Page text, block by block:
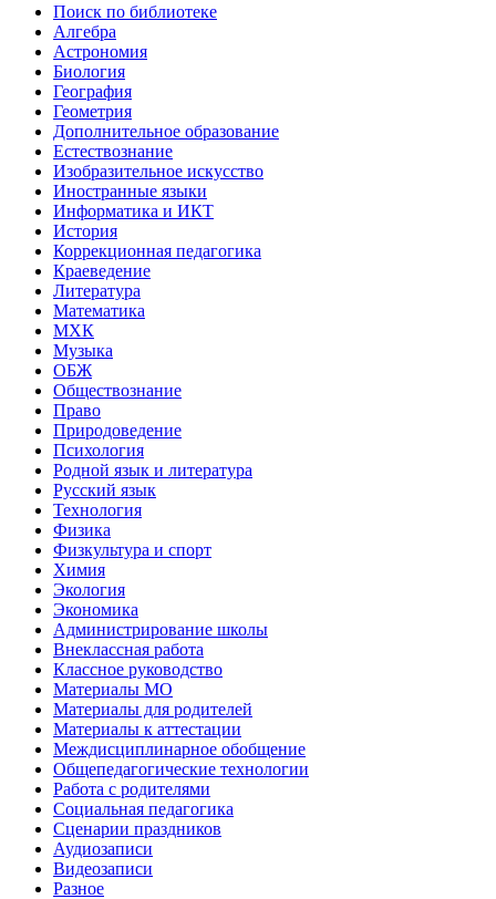
Поиск по библиотеке
Алгебра
Астрономия
Биология
География
Геометрия
Дополнительное образование
Естествознание
Изобразительное искусство
Иностранные языки
Информатика и ИКТ
История
Коррекционная педагогика
Краеведение
Литература
Математика
МХК
Музыка
ОБЖ
Обществознание
Право
Природоведение
Психология
Родной язык и литература
Русский язык
Технология
Физика
Физкультура и спорт
Химия
Экология
Экономика
Администрирование школы
Внеклассная работа
Классное руководство
Материалы МО
Материалы для родителей
Материалы к аттестации
Междисциплинарное обобщение
Общепедагогические технологии
Работа с родителями
Социальная педагогика
Сценарии праздников
Аудиозаписи
Видеозаписи
Разное